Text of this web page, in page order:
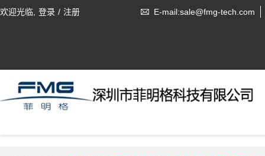
欢迎光临, 登录 / 注册 E-mail:sale@fmg-tech.com